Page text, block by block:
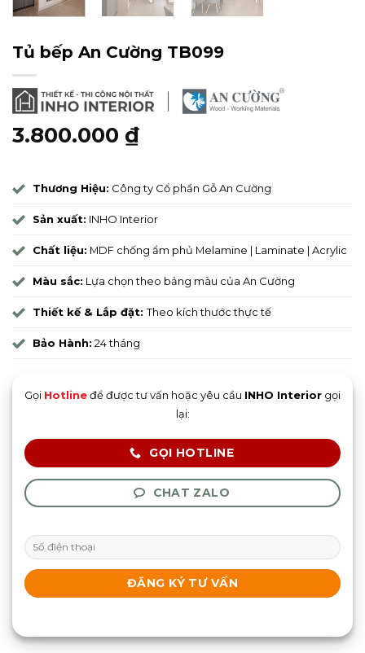
Tủ bếp An Cường TB099
3.800.000 ₫
Thương Hiệu: Công ty Cổ phần Gỗ An Cường
Sản xuất: INHO Interior
Chất liệu: MDF chống ẩm phủ Melamine | Laminate | Acrylic
Màu sắc: Lựa chọn theo bảng màu của An Cường
Thiết kế & Lắp đặt:Theo kích thước thực tế
Bảo Hành: 24 tháng
Gọi Hotlineđể được tư vấn hoặc yêu cầu INHO Interior gọi
lại:
GỌI HOTLINE
CHAT ZALO